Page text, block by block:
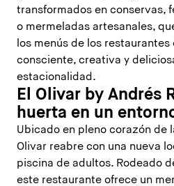
transformados en conservas,
o mermeladas artesanales,
los menús de los
consciente, creativa y
estacionalidad.
El Olivar by Andrés
huerta en un
Ubicado en pleno corazón de
Olivar reabre con una nueva
piscina de adultos. Rodeado
este restaurante ofrece un